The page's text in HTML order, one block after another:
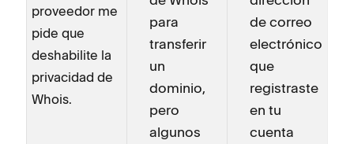
proveedor me
pide que
deshabilite la
privacidad de
Whois.
para
transferir
un
dominio,
pero
algunos
de correo
electrónico
que
registraste
en tu
cuenta